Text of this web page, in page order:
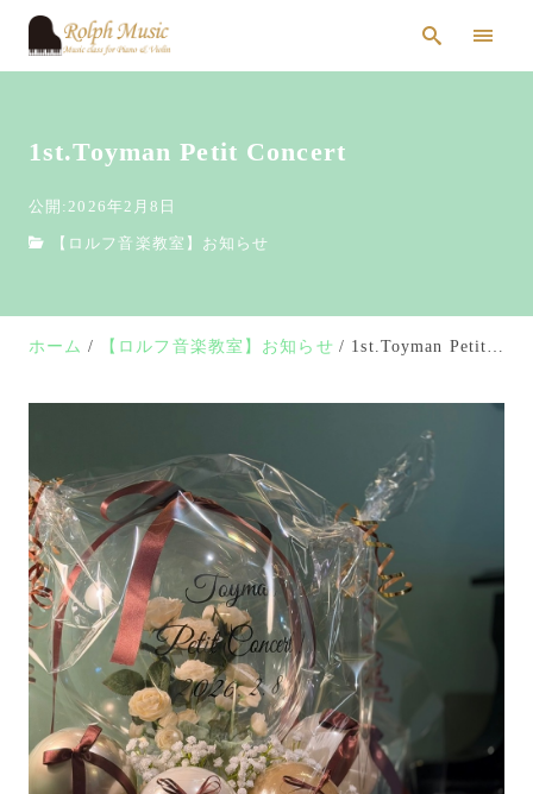
1st.Toyman Petit Concert
公開:2026年2月8日
【ロルフ音楽教室】お知らせ
ホーム 【ロルフ音楽教室】お知らせ 1st.Toyman Petit Concert